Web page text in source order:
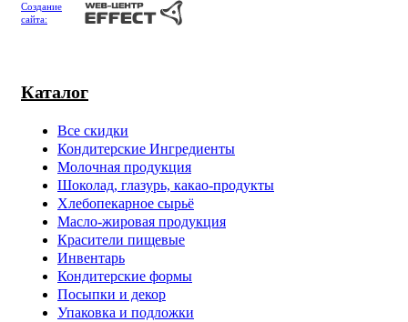
Каталог
Все скидки
Кондитерские Ингредиенты
Молочная продукция
Шоколад, глазурь, какао-продукты
Хлебопекарное сырьё
Масло-жировая продукция
Красители пищевые
Инвентарь
Кондитерские формы
Посыпки и декор
Упаковка и подложки
Создание
сайта: